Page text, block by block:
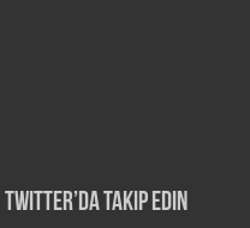
Twitter’da Takip Edin